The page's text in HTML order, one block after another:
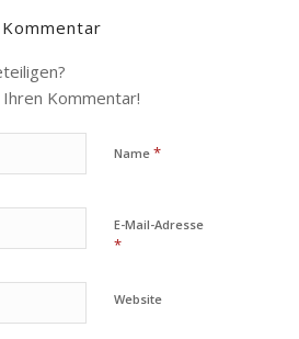
Kommentar!
Name *
E-Mail-Adresse
*
Website